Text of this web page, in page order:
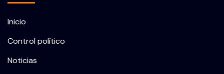
Inicio
Control político
Noticias